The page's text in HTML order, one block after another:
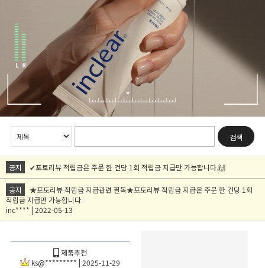
검색
공지 ✔포토리뷰 적립금은 주문 한 건당 1회 적립금 지급만 가능합니다.🙌
공지
★포토리뷰 적립금 지급관련 필독★포토리뷰 적립금 지급은 주문 한 건당 1회
적립금 지급만 가능합니다.
inc**** | 2022-05-13
제품추천
ks@********* | 2025-11-29